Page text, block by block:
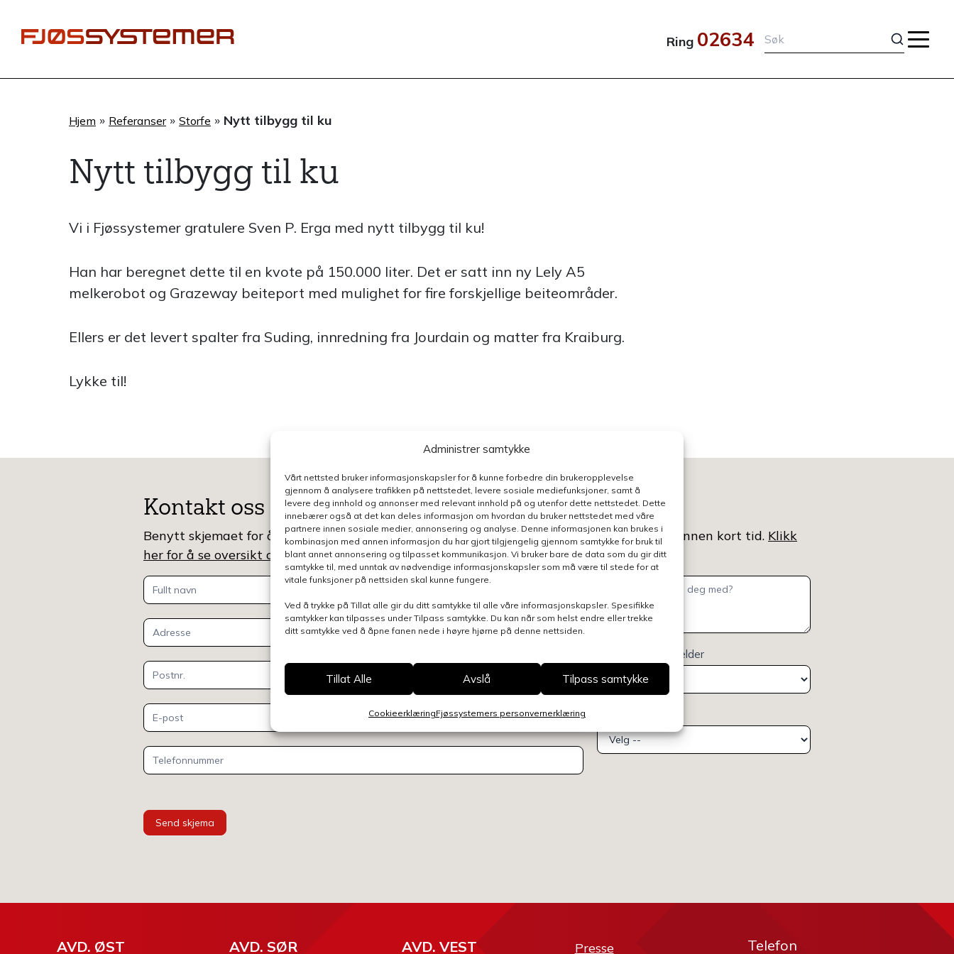
Administrer samtykke
Vårt nettsted bruker informasjonskapsler for å kunne forbedre din brukeropplevelse
gjennom å analysere trafikken på nettstedet, levere sosiale mediefunksjoner, samt å
levere deg innhold og annonser med relevant innhold på og utenfor dette nettstedet. Dette
innebærer også at det kan deles informasjon om hvordan du bruker nettstedet med våre
partnere innen sosiale medier, annonsering og analyse. Denne informasjonen kan brukes i
kombinasjon med annen informasjon du har gjort tilgjengelig gjennom samtykke for bruk til
blant annet annonsering og tilpasset kommunikasjon. Vi bruker bare de data som du gir ditt
samtykke til, med unntak av nødvendige informasjonskapsler som må være til stede for at
vitale funksjoner på nettsiden skal kunne fungere.
Ved å trykke på Tillat alle gir du ditt samtykke til alle våre informasjonskapsler. Spesifikke
samtykker kan tilpasses under Tilpass samtykke. Du kan når som helst endre eller trekke
ditt samtykke ved å åpne fanen nede i høyre hjørne på denne nettsiden.
Tillat Alle Avslå Tilpass samtykke
CookieerklæringFjøssystemers personvernerklæring
rett
Ring 02634
Hjem » Referanser» Storfe » Nytt tilbygg til ku
Nytt tilbygg til ku
Vi i Fjøssystemer gratulere Sven P. Erga med nytt tilbygg til ku!
Han har beregnet dette til en kvote på 150.000 liter. Det er satt inn ny Lely A5
melkerobot og Grazeway beiteport med mulighet for fire forskjellige beiteområder.
Ellers er det levert spalter fra Suding, innredning fra Jourdain og matter fra Kraiburg.
Lykke til!
Kontakt oss
Benytt skjemaet for å gjøre en henvendelse relatert til denne siden, så blir du kontaktet innen kort tid. Klikk
her for å se oversikt over kontaktpersoner
Kontakt
oss
Henvendelsen gjelder
Send skjema
AVD. ØST AVD. SØR AVD. VEST Presse Telefon